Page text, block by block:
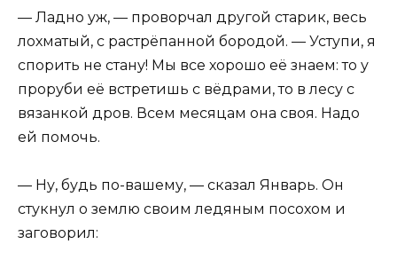
— Ладно уж, — проворчал другой старик, весь
лохматый, с растрёпанной бородой. — Уступи, я
спорить не стану! Мы все хорошо её знаем: то у
проруби её встретишь с вёдрами, то в лесу с
вязанкой дров. Всем месяцам она своя. Надо
ей помочь.
— Ну, будь по-вашему, — сказал Январь. Он
стукнул о землю своим ледяным посохом и
заговорил: